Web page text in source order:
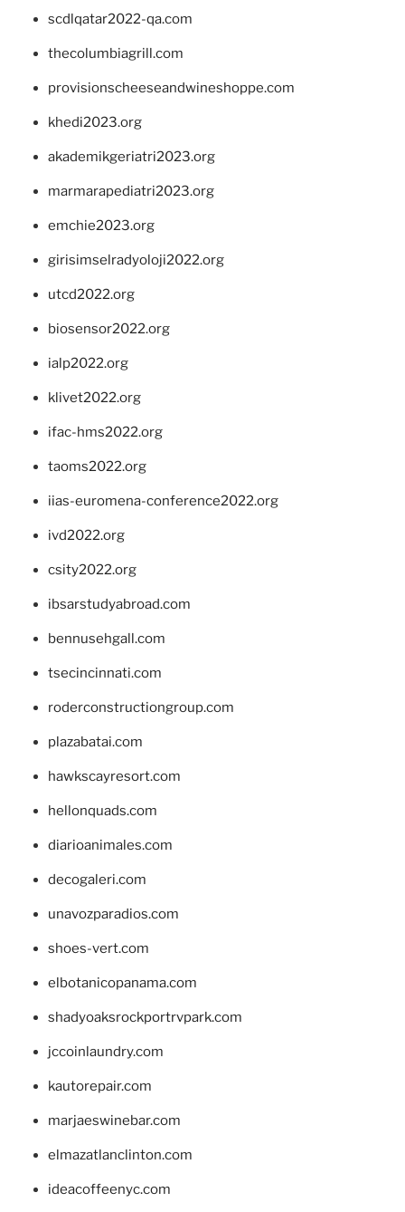
scdlqatar2022-qa.com
thecolumbiagrill.com
provisionscheeseandwineshoppe.com
khedi2023.org
akademikgeriatri2023.org
marmarapediatri2023.org
emchie2023.org
girisimselradyoloji2022.org
utcd2022.org
biosensor2022.org
ialp2022.org
klivet2022.org
ifac-hms2022.org
taoms2022.org
iias-euromena-conference2022.org
ivd2022.org
csity2022.org
ibsarstudyabroad.com
bennusehgall.com
tsecincinnati.com
roderconstructiongroup.com
plazabatai.com
hawkscayresort.com
hellonquads.com
diarioanimales.com
decogaleri.com
unavozparadios.com
shoes-vert.com
elbotanicopanama.com
shadyoaksrockportrvpark.com
jccoinlaundry.com
kautorepair.com
marjaeswinebar.com
elmazatlanclinton.com
ideacoffeenyc.com